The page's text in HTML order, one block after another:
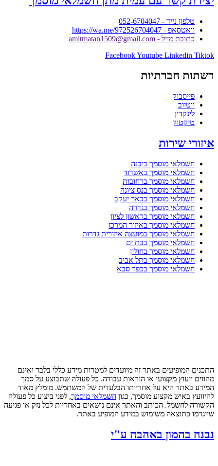
טלפון נייד - 052-6704047
וואטסאפ - https://wa.me/972526704047
כתובת מייל - amitmatan1509@gmail.com
FacebookYoutube Linkedin Tiktok
רשתות חברתיות
פייסבוק
יוטיוב
לינקדין
טיקטוק
איזורי שירות
חשמלאי מוסמך ביבנה
חשמלאי מוסמך באשדוד
חשמלאי מוסמך ברחובות
חשמלאי מוסמך בנס ציונה
חשמלאי מוסמך בבאר יעקב
חשמלאי מוסמך בגדרה
חשמלאי מוסמך בראשון לציון
חשמלאי מוסמך באיזור המרכז
חשמלאי מוסמך במועצה איזורית גדרות
חשמלאי מוסמך בבת ים
חשמלאי מוסמך בחולון
חשמלאי מוסמך בתל אביב
חשמלאי מוסמך בכפר סבא
התכנים המופיעים באתר זה מיועדים למטרות מידע כללי בלבד ואינם
מהווים ייעוץ מקצועי או הוראות עבודה. כל פעולה שתבוצע על סמך
המידע באתר היא על אחריותו הבלעדית של המשתמש. מומלץ מאוד
להיוועץ באיש מקצוע מוסמך, כגון חשמלאי מוסמך, לפני ביצוע כל פעולה
הקשורה לחשמל. הכותב והאתר אינם נושאים באחריות לכל נזק או פגיעה
שייגרמו כתוצאה משימוש במידע המופיע באתר.
נבנה בהמון באהבה ע"י